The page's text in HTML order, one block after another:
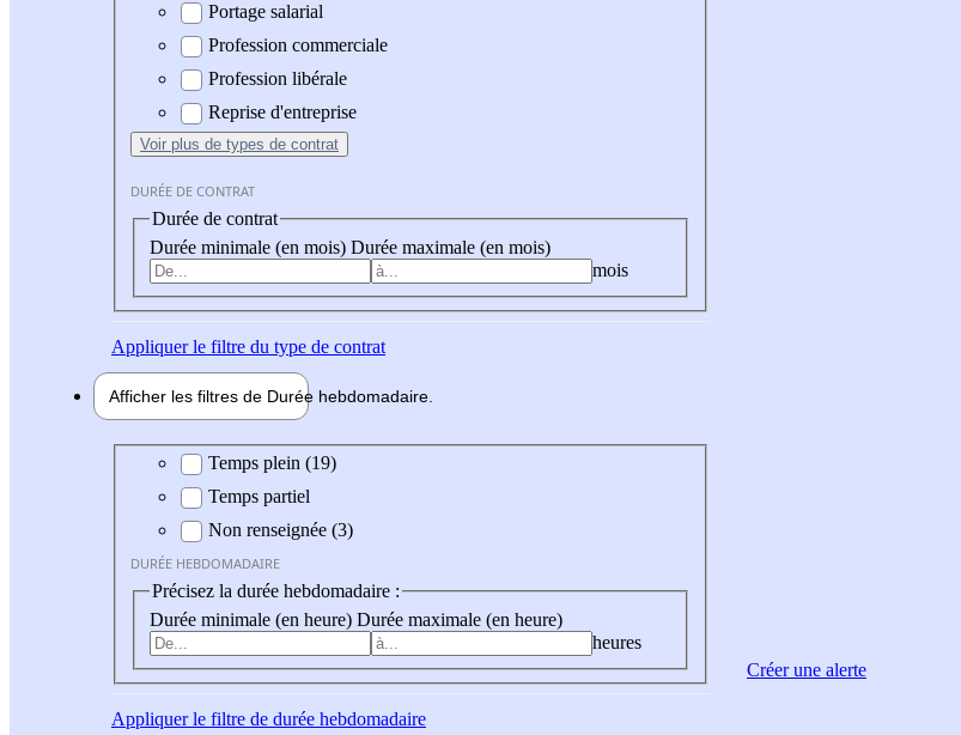
Portage salarial
Profession commerciale
Profession libérale
Reprise d'entreprise
Voir plus de types de contrat
DURÉE DE CONTRAT
Durée de contrat
Durée minimale (en mois) Durée maximale (en mois)
mois
Appliquerle filtre du type de contrat
Afficher les filtres de Durée hebdomadaire
Durée hebdomadaire
Temps plein (19)
Temps partiel
Non renseignée (3)
DURÉE HEBDOMADAIRE
Précisez la durée hebdomadaire :
Durée minimale (en heure) Durée maximale (en heure)
heures
Appliquerle filtre de durée hebdomadaire
Créer une alerte